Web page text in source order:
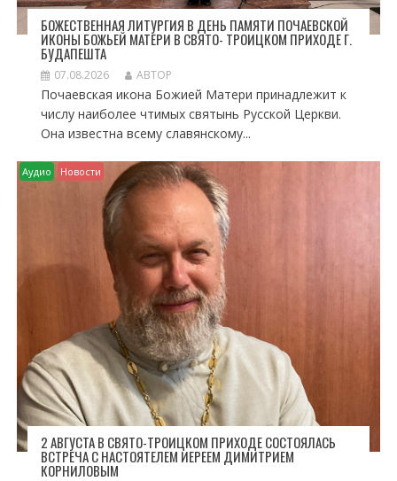
БОЖЕСТВЕННАЯ ЛИТУРГИЯ В ДЕНЬ ПАМЯТИ ПОЧАЕВСКОЙ
ИКОНЫ БОЖЬЕЙ МАТЕРИ В СВЯТО- ТРОИЦКОМ ПРИХОДЕ Г.
БУДАПЕШТА
07.08.2026 АВТОР
Почаевская икона Божией Матери принадлежит к
числу наиболее чтимых святынь Русской Церкви.
Она известна всему славянскому...
Аудио Новости
2 АВГУСТА В СВЯТО-ТРОИЦКОМ ПРИХОДЕ СОСТОЯЛАСЬ
ВСТРЕЧА С НАСТОЯТЕЛЕМ ИЕРЕЕМ ДИМИТРИЕМ
КОРНИЛОВЫМ